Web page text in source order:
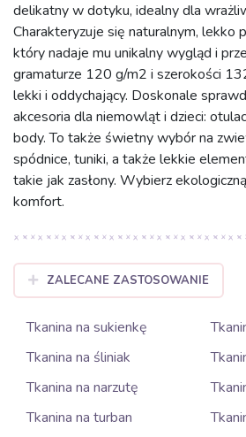
delikatny w dotyku, idealny dla
Charakteryzuje się naturalnym, lekko
który nadaje mu unikalny wygląd i
gramaturze 120 g/m2 i szerokości
lekki i oddychający. Doskonale
akcesoria dla niemowląt i dzieci:
body. To także świetny wybór na
spódnice, tuniki, a także lekkie
takie jak zasłony. Wybierz
komfort.
ZALECANE ZASTOSOWANIE
Tkanina na sukienkę
Tkanina na śliniak
Tkanina na narzutę
Tkanina na turban